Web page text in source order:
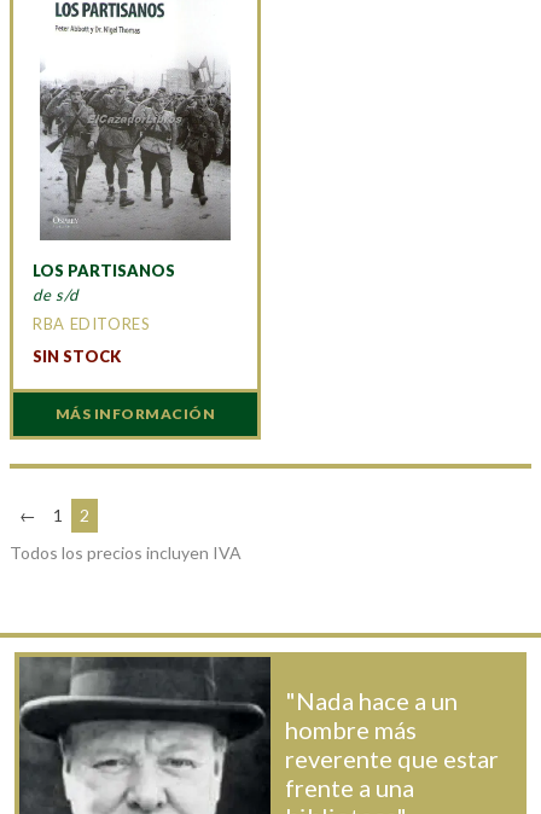
LOS PARTISANOS
de s/d
RBA EDITORES
SIN STOCK
MÁS INFORMACIÓN
← 1
2
Todos los precios incluyen IVA
"Nada hace a un
hombre más
reverente que estar
frente a una